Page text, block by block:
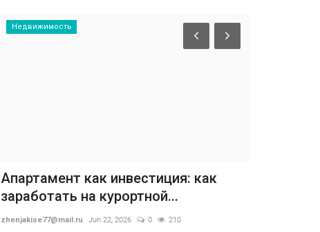
Недвижимость
Апартамент как инвестиция: как
заработать на курортной...
zhenjakise77@mail.ru Jun 22, 2026 0 210